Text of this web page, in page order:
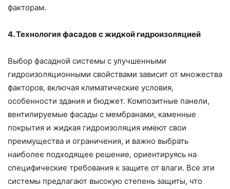
факторам.
4. Технология фасадов с жидкой гидроизоляцией
Выбор фасадной системы с улучшенными
гидроизоляционными свойствами зависит от множества
факторов, включая климатические условия,
особенности здания и бюджет. Композитные панели,
вентилируемые фасады с мембранами, каменные
покрытия и жидкая гидроизоляция имеют свои
преимущества и ограничения, и важно выбрать
наиболее подходящее решение, ориентируясь на
специфические требования к защите от влаги. Все эти
системы предлагают высокую степень защиты, что